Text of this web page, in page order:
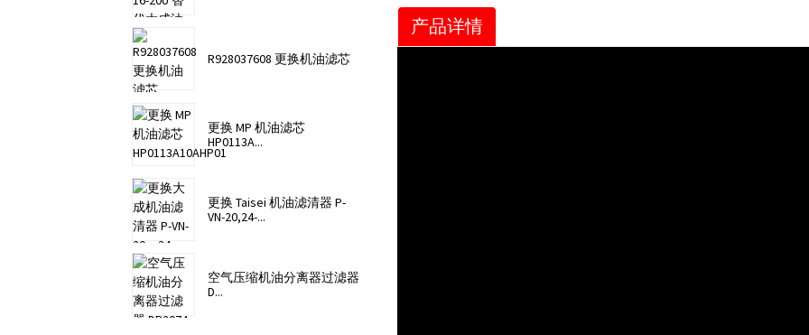
R928037608 更换机油滤芯
更换 MP 机油滤芯
HP0113A...
更换 Taisei 机油滤清器 P-
VN-20,24-...
空气压缩机油分离器过滤器
D...
产品详情